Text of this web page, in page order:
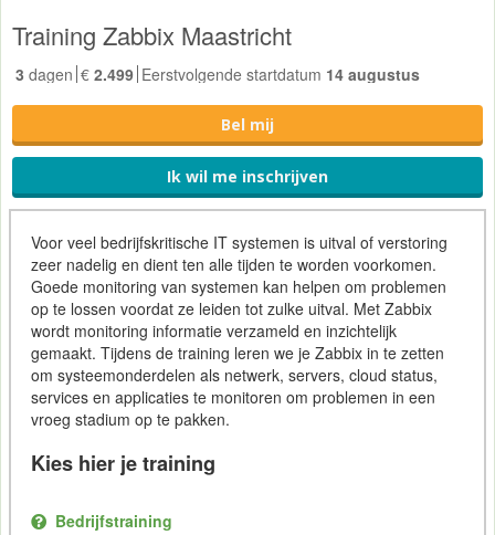
SKILLS ALCHEMIST
Training Zabbix Maastricht
3 dagen € 2.499 Eerstvolgende startdatum 14 augustus
Bel mij
Ik wil me inschrijven
Voor veel bedrijfskritische IT systemen is uitval of verstoring
zeer nadelig en dient ten alle tijden te worden voorkomen.
Goede monitoring van systemen kan helpen om problemen
op te lossen voordat ze leiden tot zulke uitval. Met Zabbix
wordt monitoring informatie verzameld en inzichtelijk
gemaakt. Tijdens de training leren we je Zabbix in te zetten
om systeemonderdelen als netwerk, servers, cloud status,
services en applicaties te monitoren om problemen in een
vroeg stadium op te pakken.
Kies hier je training
Bedrijfstraining